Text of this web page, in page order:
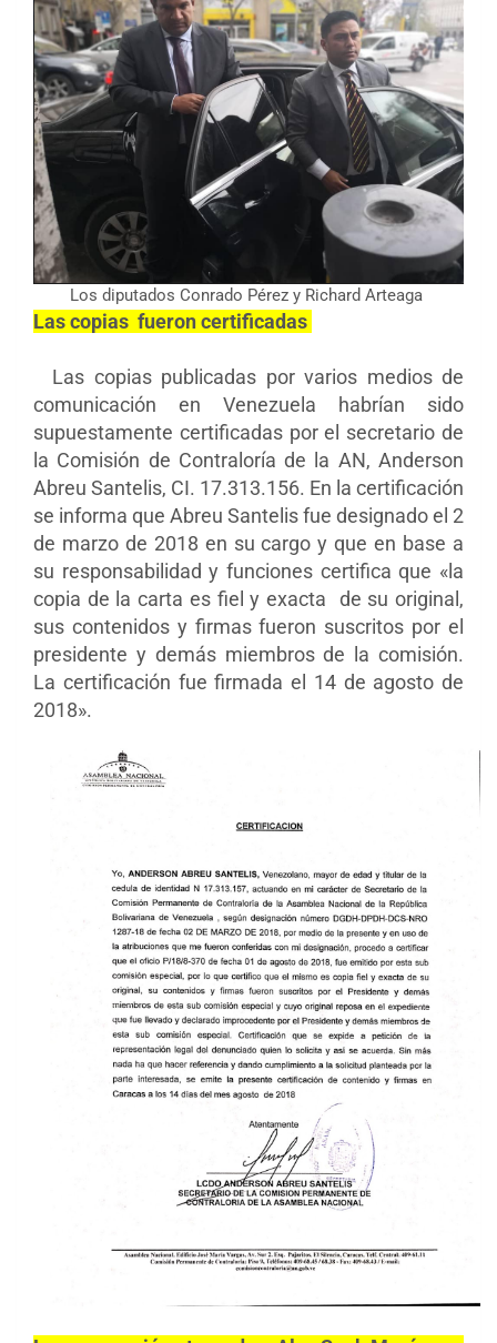
Los diputados Conrado Pérez y Richard Arteaga
Las copias fueron certificadas
Las copias publicadas por varios medios de
comunicación en Venezuela habrían sido
supuestamente certificadas por el secretario de
la Comisión de Contraloría de la AN, Anderson
Abreu Santelis, CI. 17.313.156. En la certificación
se informa que Abreu Santelis fue designado el 2
de marzo de 2018 en su cargo y que en base a
su responsabilidad y funciones certifica que «la
copia de la carta es fiel y exacta de su original,
sus contenidos y firmas fueron suscritos por el
presidente y demás miembros de la comisión.
La certificación fue firmada el 14 de agosto de
2018».